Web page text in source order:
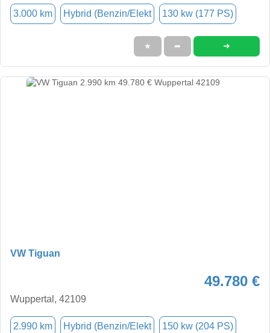
3.000 km Hybrid (Benzin/Elekt 130 kw (177 PS)
★ ➦ ➜
VW Tiguan
49.780 €
Wuppertal, 42109
2.990 km Hybrid (Benzin/Elekt 150 kw (204 PS)